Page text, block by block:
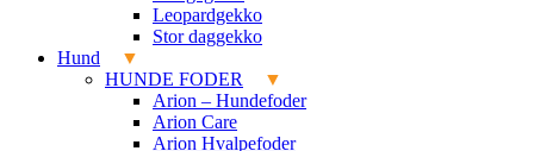
Leopardgekko
Stor daggekko
Hund
HUNDE FODER
Arion – Hundefoder
Arion Care
Arion Hvalpefoder